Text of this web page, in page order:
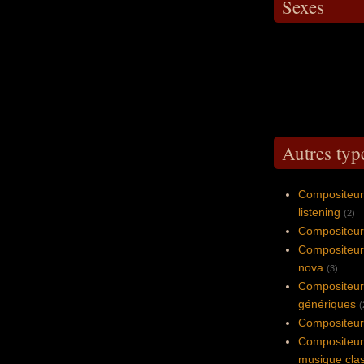
Sexes
Autres
listening (2)
nova (3)
génériques
musique